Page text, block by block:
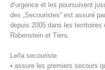
Centres de secours
d’urgence et les poursuivent
des „Secouristes“ est assuré
depuis 2005 dans les territoires
Rabenstein et Tiers.
Le/la secouriste
• assure les premiers secours